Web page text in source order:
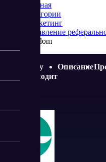
Главная
Категории
Маркетинг
Управление
Wordom
Кому
подходит
Описание